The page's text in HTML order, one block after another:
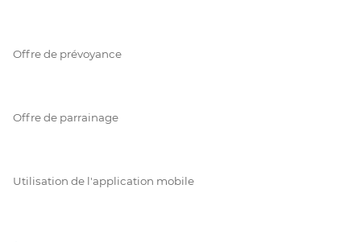
Offre de prévoyance
Offre de parrainage
Utilisation de l'application mobile